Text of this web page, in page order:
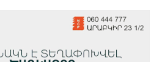
дикой природы в Гнишике с
энергии